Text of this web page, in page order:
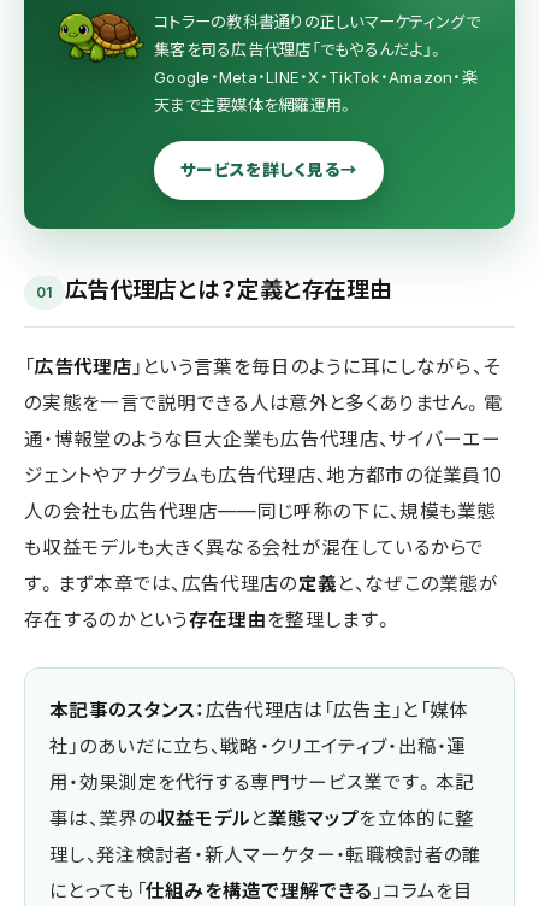
コトラーの教科書通りの正しいマーケティングで
集客を司る広告代理店「でもやるんだよ」。
Google・Meta・LINE・X・TikTok・Amazon・楽
天まで主要媒体を網羅運用。
サービスを詳しく見る→
01 広告代理店とは？定義と存在理由
「広告代理店 」という言葉を毎日のように耳にしながら、そ
の実態を一言で説明できる人は意外と多くありません。電
通・博報堂のような巨大企業も広告代理店、サイバーエー
ジェントやアナグラムも広告代理店、地方都市の従業員10
人の会社も広告代理店——同じ呼称の下に、規模も業態
も収益モデルも大きく異なる会社が混在しているからで
す。まず本章では、広告代理店の定義 と、なぜこの業態が
存在するのかという存在理由 を整理します。
本記事のスタンス： 広告代理店は「広告主」と「媒体
社」のあいだに立ち、戦略・クリエイティブ・出稿・運
用・効果測定を代行する専門サービス業です。本記
事は、業界の収益モデル と業態マップを立体的に整
理し、発注検討者・新人マーケター・転職検討者の誰
にとっても「仕組みを構造で理解できる 」コラムを目